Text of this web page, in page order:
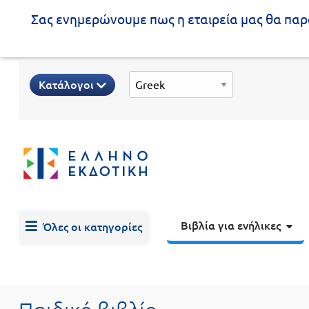
Σας ενημερώνουμε πως η εταιρεία μας θα
ενήλικες
εκπαίδευση
Βιβλία
νηπιαγωγείου
Ελληνίζειν
Κατάλογοι
Όλες οι κατηγορίες Βιβλία για ενήλικες